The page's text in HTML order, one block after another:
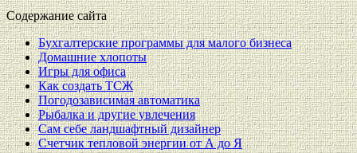
Содержание сайта
Бухгалтерские программы для малого бизнеса
Домашние хлопоты
Игры для офиса
Как создать ТСЖ
Погодозависимая автоматика
Рыбалка и другие увлечения
Сам себе ландшафтный дизайнер
Счетчик тепловой энергии от А до Я